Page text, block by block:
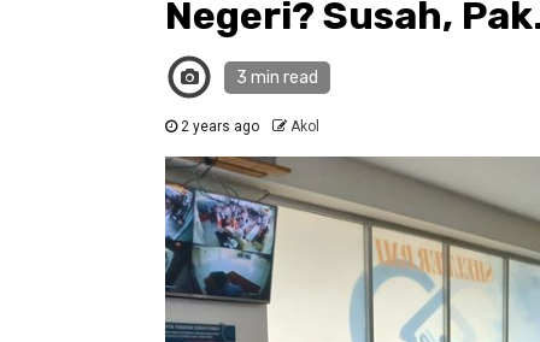
Negeri? Susah,
3 min read
2 years ago Akol